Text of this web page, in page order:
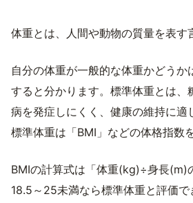
体重とは、人間や動物の質量を表す
自分の体重が一般的な体重かどうか
すると分かります。標準体重とは、
病を発症しにくく、健康の維持に適
標準体重は「BMI」などの体格指数
BMIの計算式は「体重(kg)÷身長(m)
18.5～25未満なら標準体重と評価